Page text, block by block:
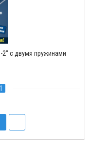
2" с двумя пружинами
1